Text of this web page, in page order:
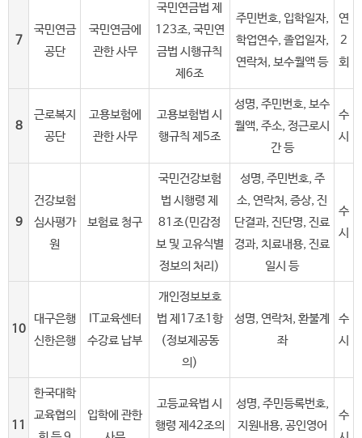
7
국민연금
공단
국민연금에
관한 사무
국민연금법 제
123조, 국민연
금법 시행규칙
제6조
주민번호, 입학일자,
학업연수, 졸업일자,
연락처, 보수월액 등
연
2
회
8
근로복지
공단
고용보험에
관한 사무
고용보험법 시
행규칙 제5조
성명, 주민번호, 보수
월액, 주소, 정근로시
간 등
수
시
9
건강보험
심사평가
원
보험료 청구
국민건강보험
법 시행령 제
81조(민감정
보 및 고유식별
정보의 처리)
성명, 주민번호, 주
소, 연락처, 증상, 진
단결과, 진단명, 진료
경과, 치료내용, 진료
일시 등
수
시
10
대구은행
신한은행
IT교육센터
수강료 납부
개인정보보호
법 제17조1항
(정보제공동
의)
성명, 연락처, 환불계
좌
수
시
11
한국대학
교육협의
입학에 관한
고등교육법 시
행령 제42조의
성명, 주민등록번호,
지원내용, 공인영어
수